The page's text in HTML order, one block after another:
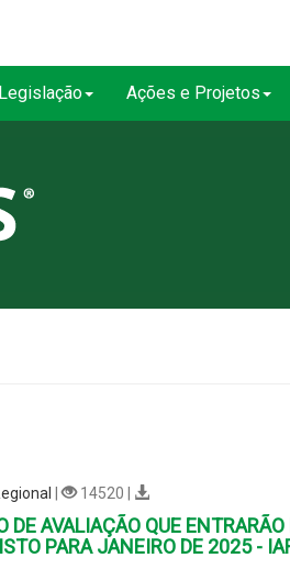
Ações e Projetos
| 14520 |
AVALIAÇÃO QUE ENTRARÃO
PARA JANEIRO DE 2025 -